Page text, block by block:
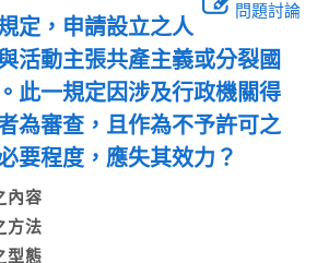
問題討論
定，申請設立之人
活動主張共產主義或分裂國
此一規定因涉及行政機關得
為審查，且作為不予許可之
要程度，應失其效力？
內容
方法
型態